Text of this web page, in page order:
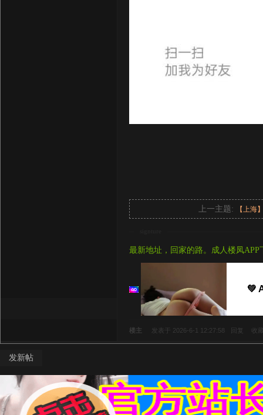
上一主题: 【上海
最新地址，回家的路。成人楼凤APP
💚
楼主 发表于 2026-6-1 12:27:58 回复 收
发新帖